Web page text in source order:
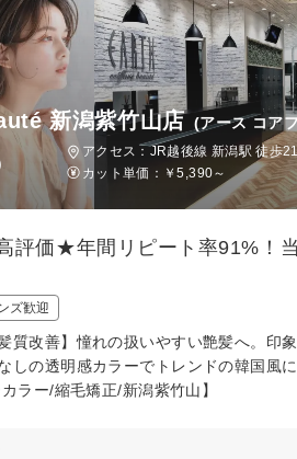
新潟紫竹山店 (アース コア
アクセス：JR越後線 新潟駅 徒歩
カット単価： ￥5,390～
評価★年間リピート率91%
ズ歓迎
質改善】憧れの扱いやすい艶髪へ。
しの透明感カラーでトレンドの韓国風
ラー/縮毛矯正/新潟紫竹山】